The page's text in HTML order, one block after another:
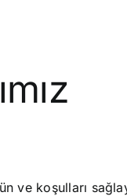
ve koşulları